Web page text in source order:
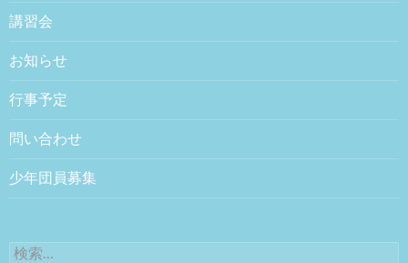
講習会
お知らせ
行事予定
問い合わせ
少年団員募集
検索: